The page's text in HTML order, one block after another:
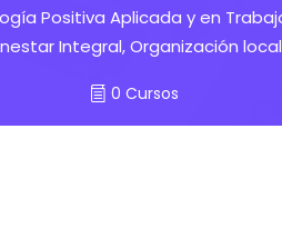
Positiva Aplicada y en
Integral, Organización
0 Cursos